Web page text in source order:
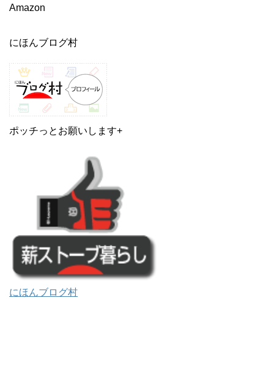
Amazon
にほんブログ村
ポッチっとお願いします+
にほんブログ村